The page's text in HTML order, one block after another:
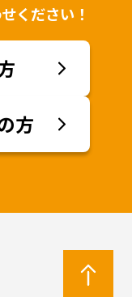
ください！
方